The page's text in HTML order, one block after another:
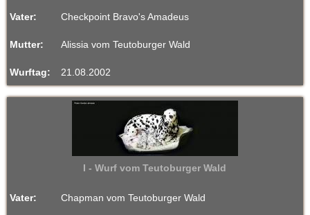
Vater: Checkpoint Bravo's Amadeus
Mutter: Alissia vom Teutoburger Wald
Wurftag: 21.08.2002
I - Wurf vom Teutoburger Wald
Vater: Chapman vom Teutoburger Wald